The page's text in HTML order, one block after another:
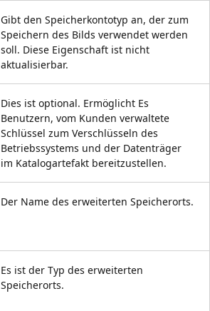
Gibt den Speicherkontotyp an, der zum
Speichern des Bilds verwendet werden
soll. Diese Eigenschaft ist nicht
aktualisierbar.
Dies ist optional. Ermöglicht Es
Benutzern, vom Kunden verwaltete
Schlüssel zum Verschlüsseln des
Betriebssystems und der Datenträger
im Katalogartefakt bereitzustellen.
Der Name des erweiterten Speicherorts.
Es ist der Typ des erweiterten
Speicherorts.